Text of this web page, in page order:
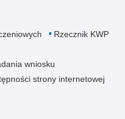
Rzecznik KWP
wniosku
strony internetowej